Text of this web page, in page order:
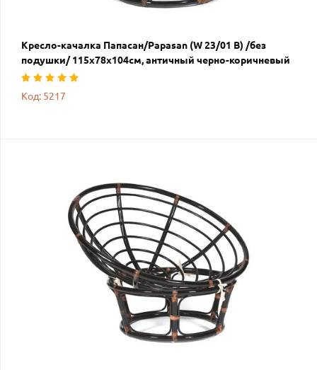
Кресло-качалка Папасан/Papasan (W 23/01 B) /без
подушки/ 115х78х104см, античный черно-коричневый
Код: 5217